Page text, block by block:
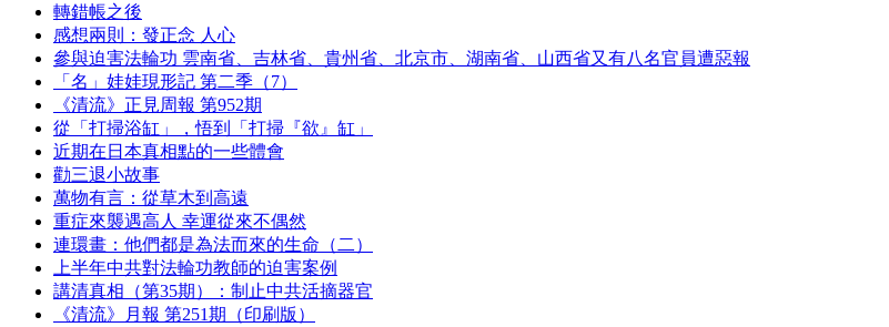
轉錯帳之後
感想兩則：發正念 人心
參與迫害法輪功 雲南省、吉林省、貴州省、北京市、湖南省、山西省又有八名官員遭惡報
「名」娃娃現形記 第二季（7）
《清流》正見周報 第952期
從「打掃浴缸」，悟到「打掃『欲』缸」
近期在日本真相點的一些體會
勸三退小故事
萬物有言：從草木到高遠
重症來襲遇高人 幸運從來不偶然
連環畫：他們都是為法而來的生命（二）
上半年中共對法輪功教師的迫害案例
講清真相（第35期）：制止中共活摘器官
《清流》月報 第251期（印刷版）